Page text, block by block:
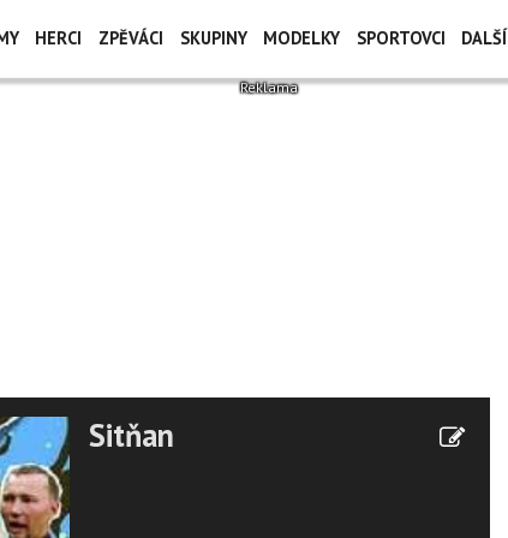
HERCI ZPĚVÁCI SKUPINY MODELKY SPORTOVCI DALŠÍ
Sitňan